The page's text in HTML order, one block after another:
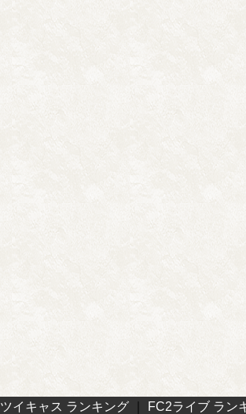
ツイキャス ランキング FC2ライブ ラン